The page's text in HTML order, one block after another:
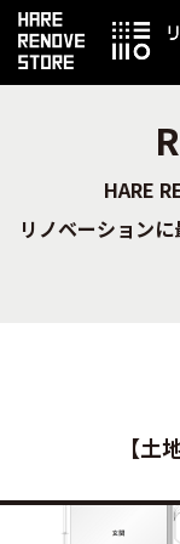
HARE
リノベーション
【